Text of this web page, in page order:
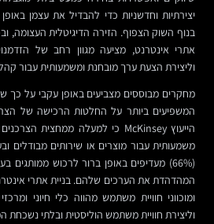
יצירתיות וחדשניות כדי להבדיל את עצמן
בנוף השוק הצפוף. הזירה הדיגיטלית העצומה,
אתרי אינטרנט, מציעה מגוון רחב של
וליצירת הצעת ערך מובחנת ומשמעותית עבור
מחקרים מבוססים מצביעים באופן עקבי על כך
המשפיעים ביותר על החלטות הרכישה של
משמעותית עבור מוצרים או שירותים מבודלים
(66%) מעדיפים באופן ברור לרכוש ממותגים
המהדהדת את הערכים שלהם. בניית אתרי
ומוכווני חוויית משתמש מהווה כלי חיוני
וליצירת חוויית משתמש הוליסטית ובלתי